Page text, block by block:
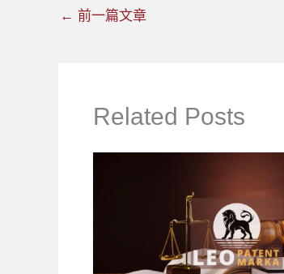
← 前一篇文章
Related Posts